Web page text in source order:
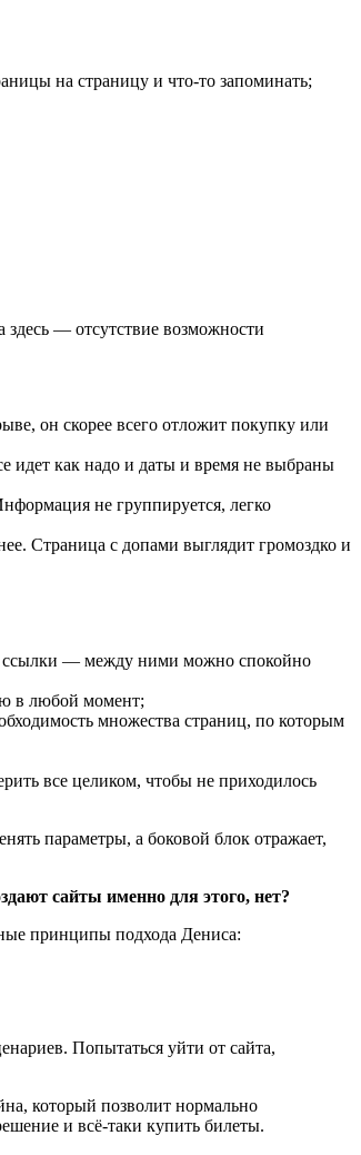
на страницу и что-то запоминать;
— отсутствие возможности
он скорее всего отложит покупку или
идет как надо и даты и время не выбраны
не группируется, легко
Страница с допами выглядит громоздко и
ссылки — между ними можно спокойно
в любой момент;
множества страниц, по которым
все целиком, чтобы не приходилось
параметры, а боковой блок отражает,
сайты именно для этого, нет?
принципы подхода Дениса:
Попытаться уйти от сайта,
который позволит нормально
и всё-таки купить билеты.